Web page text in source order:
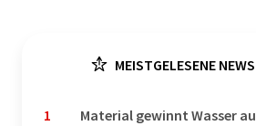
MEISTGELESENE NEWS
1
Material gewinnt Wasser